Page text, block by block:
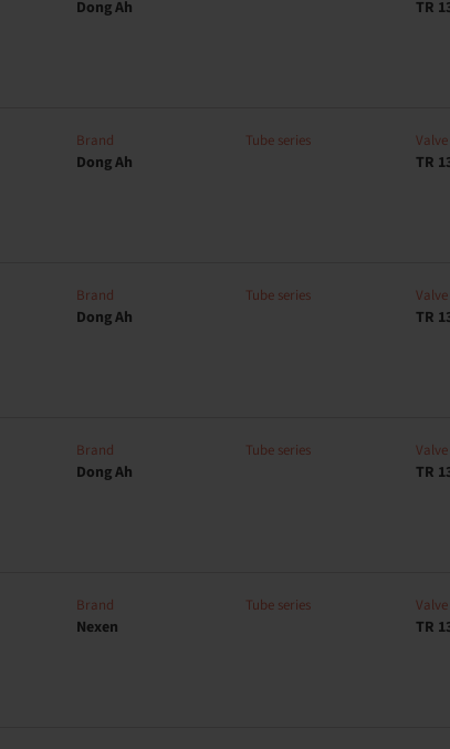
Dong Ah TR
Brand
Dong Ah
Tube series
TR
Brand
Dong Ah
Tube series
TR
Brand
Dong Ah
Tube series
TR
Brand
Nexen
Tube series
TR